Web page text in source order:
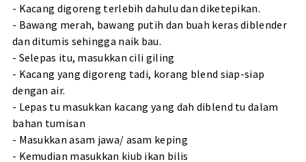
- Kacang digoreng terlebih dahulu dan diketepikan.
- Bawang merah, bawang putih dan buah keras diblender
dan ditumis sehingga naik bau.
- Selepas itu, masukkan cili giling
- Kacang yang digoreng tadi, korang blend siap-siap
dengan air.
- Lepas tu masukkan kacang yang dah diblend tu dalam
bahan tumisan
- Masukkan asam jawa/ asam keping
- Kemudian masukkan kiub ikan bilis